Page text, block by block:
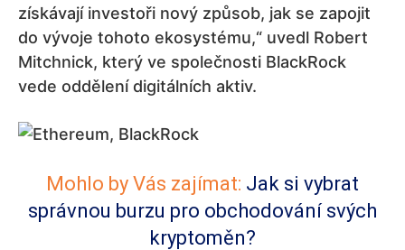
získávají investoři nový způsob, jak se zapojit
do vývoje tohoto ekosystému,“ uvedl Robert
Mitchnick, který ve společnosti BlackRock
vede oddělení digitálních aktiv.
Mohlo by Vás zajímat: Jak si vybrat
správnou burzu pro obchodování svých
kryptoměn?